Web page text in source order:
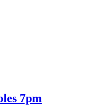
7pm